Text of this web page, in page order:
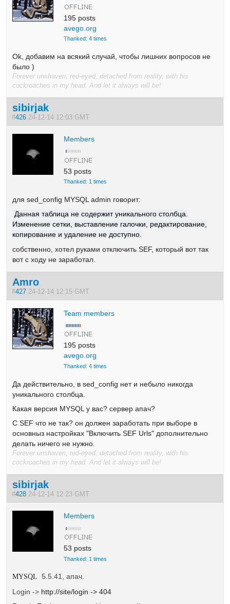
195 posts
avego.org
Thanked: 4 times
Ok, добавим на всякий случай, чтобы лишних вопросов не
было )
Forever unshaven, red-eyed, detached from reality, with his
cockroaches in my head. And let it always will be!
sibirjak
#426 24-12-14 12:03 GMT
Members
53 posts
Thanked: 1 times
для sed_config MYSQL admin говорит:
Данная таблица не содержит уникального столбца.
Изменение сетки, выставление галочки, редактирование,
копирование и удаление не доступно.
собственно, хотел руками отключить SEF, который вот так
вот с ходу не заработал.
Amro
#427 24-12-14 12:15 GMT
Team members
195 posts
avego.org
Thanked: 4 times
Да действительно, в sed_config нет и небыло никогда
уникального столбца.
Какая версия MYSQL у вас? сервер апач?
C SEF что не так? он должен заработать при выборе в
основныз настройках "Включить SEF Urls" дополнительно
делать ничего не нужно.
Forever unshaven, red-eyed, detached from reality, with his
cockroaches in my head. And let it always will be!
sibirjak
#428 24-12-14 12:23 GMT
Members
53 posts
Thanked: 1 times
MYSQL
5.5.41, апач.
Login -> http://site/login -> 404